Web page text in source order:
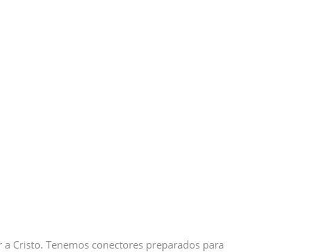
Cristo. Tenemos conectores preparados para